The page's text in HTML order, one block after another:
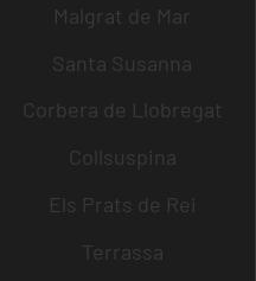
Malgrat de Mar
Santa Susanna
Corbera de Llobregat
Collsuspina
Els Prats de Rei
Terrassa